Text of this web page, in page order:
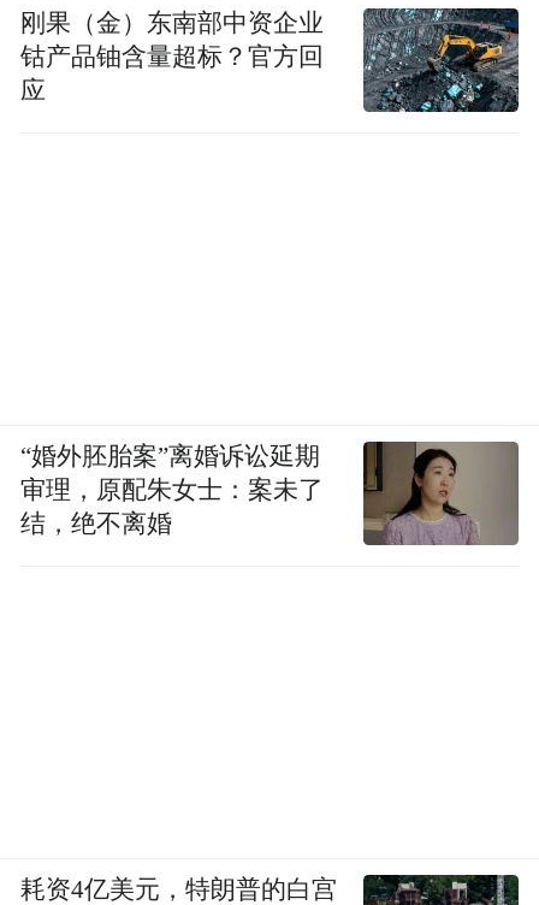
刚果（金）东南部中资企业
钴产品铀含量超标？官方回
应
“婚外胚胎案”离婚诉讼延期
审理，原配朱女士：案未了
结，绝不离婚
耗资4亿美元，特朗普的白宫